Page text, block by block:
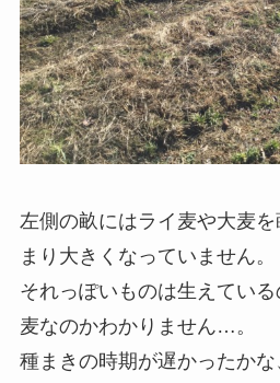
左側の畝にはライ麦や大麦
まり大きくなっていません。
それっぽいものは生えてい
麦なのかわかりません…。
種まきの時期が遅かったか